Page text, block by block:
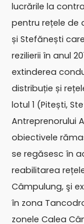
lucrările la
pentru rețele de
și Stefănești
rezilierii în anul
extinderea
distribuție și
lotul 1 (Pitești,
Antreprenorului
obiectivele
se regăsesc în
reabilitarea
Câmpulung, şi
în zona
zonele Calea